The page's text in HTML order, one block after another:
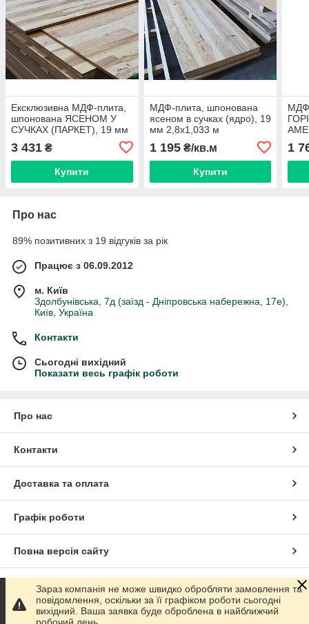
Ексклюзивна МДФ-плита,
шпонована ЯСЕНОМ У
СУЧКАХ (ПАРКЕТ), 19 мм
лист )
3 431 ₴
Купити
МДФ-плита, шпонована
ясеном в сучках (ядро), 19
мм 2,8х1,033 м
1 195₴/кв.м
Купити
м
1
Про нас
89% позитивних з 19 відгуків за рік
Працює з 06.09.2012
м. Київ
Здолбунівська, 7д (заїзд - Дніпровська набережна, 17е),
Київ, Україна
Контакти
Сьогодні вихідний
Показати весь графік роботи
Про нас
Контакти
Доставка та оплата
Графік роботи
Повна версія сайту
Сайт створено на маркетплейсі Prom.ua
Політика конфіденційності
Зараз компанія не може швидко обробляти замовлення та
повідомлення, оскільки за її графіком роботи сьогодні
вихідний. Ваша заявка буде оброблена в найближчий